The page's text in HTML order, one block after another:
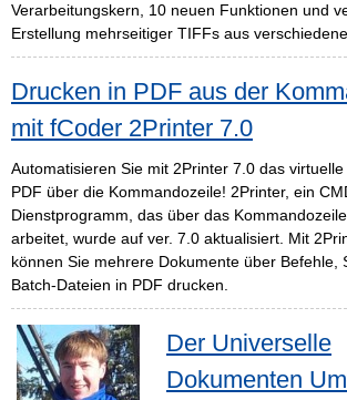
Verarbeitungskern, 10 neuen Funktionen und
Erstellung mehrseitiger TIFFs aus
Drucken in PDF aus der
mit fCoder 2Printer 7.0
Automatisieren Sie mit 2Printer 7.0 das
PDF über die Kommandozeile! 2Printer, ein
Dienstprogramm, das über das
arbeitet, wurde auf ver. 7.0 aktualisiert. Mit
können Sie mehrere Dokumente über Befehle,
Batch-Dateien in PDF drucken.
Der Universelle
Dokumenten